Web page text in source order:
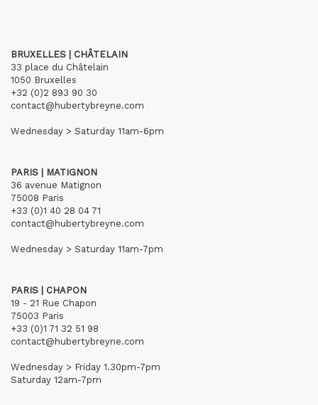
BRUXELLES | CHÂTELAIN
33 place du Châtelain
1050 Bruxelles
+32 (0)2 893 90 30
contact@hubertybreyne.com
Wednesday > Saturday 11am-6pm
PARIS | MATIGNON
36 avenue Matignon
75008 Paris
+33 (0)1 40 28 04 71
contact@hubertybreyne.com
Wednesday > Saturday 11am-7pm
PARIS | CHAPON
19 - 21 Rue Chapon
75003 Paris
+33 (0)1 71 32 51 98
contact@hubertybreyne.com
Wednesday > Friday 1.30pm-7pm
Saturday 12am-7pm